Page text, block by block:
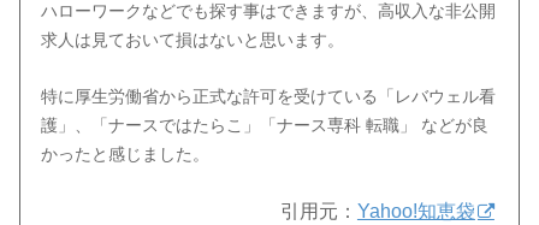
ハローワークなどでも探す事はできますが、高収入な非公開
求人は見ておいて損はないと思います。
特に厚生労働省から正式な許可を受けている「レバウェル看
護」、「ナースではたらこ」「ナース専科 転職」 などが良
かったと感じました。
引用元： Yahoo!知恵袋